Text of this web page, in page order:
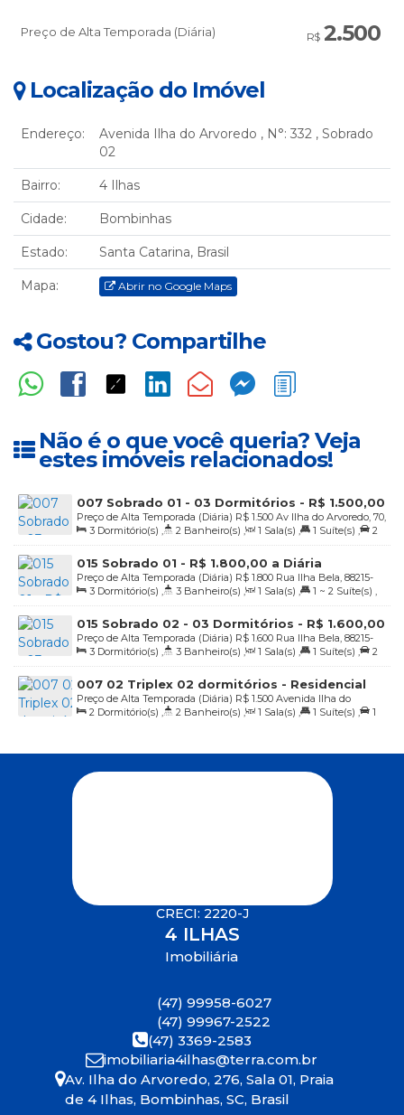
R$ 2.500
Preço de Alta Temporada (Diária)
Localização do Imóvel
Endereço: Avenida Ilha do Arvoredo , N°: 332 , Sobrado
02
Bairro: 4 Ilhas
Cidade: Bombinhas
Estado: Santa Catarina, Brasil
Mapa: Abrir no Google Maps
Gostou? Compartilhe
Não é o que você queria? Veja
estes imóveis relacionados!
007 Sobrado 01 - 03 Dormitórios - R$ 1.500,00
a diária
R$ 1.500
Preço de Alta Temporada (Diária)
Av Ilha do Arvoredo, 70,
Sobrado 01, 88215-000, Praia de 4 Ilhas, Bombinhas, Santa
Catarina, Brasil
3 Dormitório(s) 2 Banheiro(s) 1 Sala(s) 1 Suíte(s)
2
Vaga(s) , 20mDistância do Mar
015 Sobrado 01 - R$ 1.800,00 a Diária
R$ 1.800
Preço de Alta Temporada (Diária)
Rua Ilha Bela, 88215-
000, 4 Ilhas, Bombinhas, Santa Catarina, Brasil
3 Dormitório(s) 3 Banheiro(s) 1 Sala(s) 1 ~ 2 Suíte(s)
2 Vaga(s) , 50mDistância do Mar
015 Sobrado 02 - 03 Dormitórios - R$ 1.600,00
a diária
R$ 1.600
Preço de Alta Temporada (Diária)
Rua Ilha Bela, 88215-
000, 4 Ilhas, Bombinhas, Santa Catarina, Brasil
3 Dormitório(s) 3 Banheiro(s) 1 Sala(s) 1 Suíte(s)
2
Vaga(s)
007 02 Triplex 02 dormitórios - Residencial
Ilha do Arvoredo - R$ 1.500,00 a diária
R$ 1.500
Preço de Alta Temporada (Diária)
Avenida Ilha do
Arvoredo, 70, Sobrado 02, 88215-000, 4 Ilhas, Bombinhas, Santa
2 Dormitório(s) 2 Banheiro(s) 1 Sala(s) 1 Suíte(s)
1
CRECI: 2220-J
4 ILHAS
Imobiliária
(47) 99958-6027
(47) 99967-2522
(47) 3369-2583
imobiliaria4ilhas@terra.com.br
Av. Ilha do Arvoredo, 276, Sala 01, Praia
de 4 Ilhas, Bombinhas, SC, Brasil